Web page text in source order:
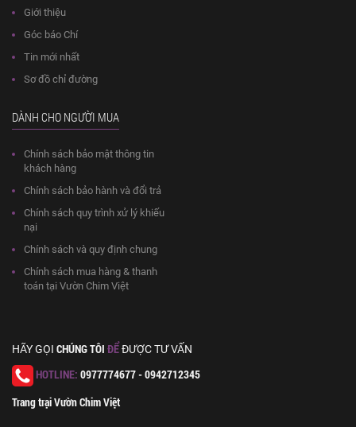
Giới thiệu
Góc báo Chí
Tin mới nhất
Sơ đồ chỉ đường
DÀNH CHO NGƯỜI MUA
Chính sách bảo mật thông tin
khách hàng
Chính sách bảo hành và đổi trả
Chính sách quy trình xử lý khiếu
nại
Chính sách và quy định chung
Chính sách mua hàng & thanh
toán tại Vườn Chim Việt
HÃY GỌI CHÚNG TÔI ĐỂĐƯỢC TƯ VẤN
HOTLINE: 0977774677 - 0942712345
Trang trại Vườn Chim Việt